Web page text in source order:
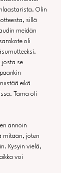
Olin
sillä
meidän
oli
josta se
eikä
Tämä oli
annoin
mitään, joten
Kysyin vielä,
voi